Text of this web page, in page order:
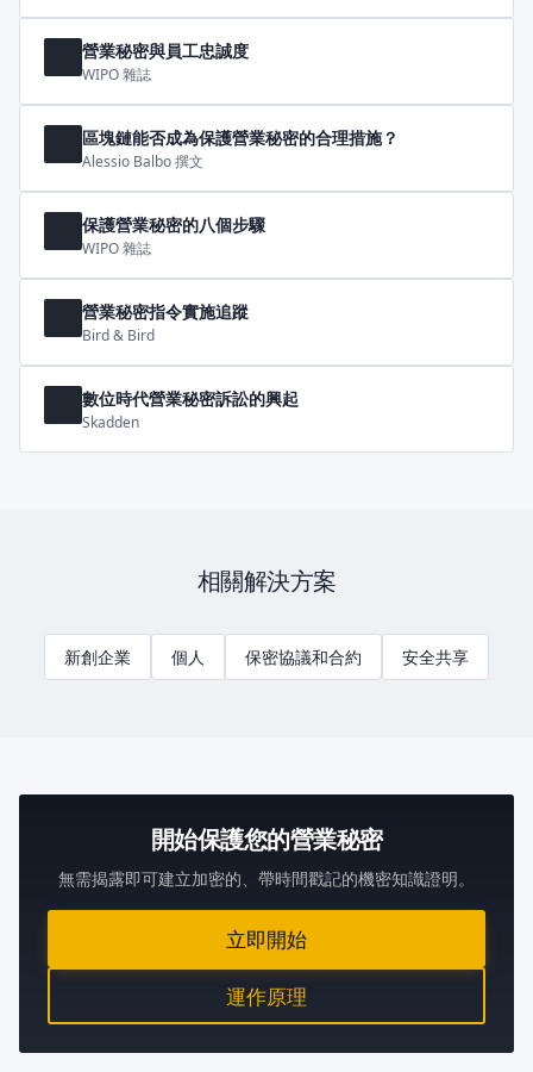
營業秘密與員工忠誠度
WIPO 雜誌
區塊鏈能否成為保護營業秘密的合理措施？
Alessio Balbo 撰文
保護營業秘密的八個步驟
WIPO 雜誌
營業秘密指令實施追蹤
Bird & Bird
數位時代營業秘密訴訟的興起
Skadden
相關解決方案
新創企業 個人 保密協議和合約 安全共享
開始保護您的營業秘密
無需揭露即可建立加密的、帶時間戳記的機密知識證明。
立即開始
運作原理